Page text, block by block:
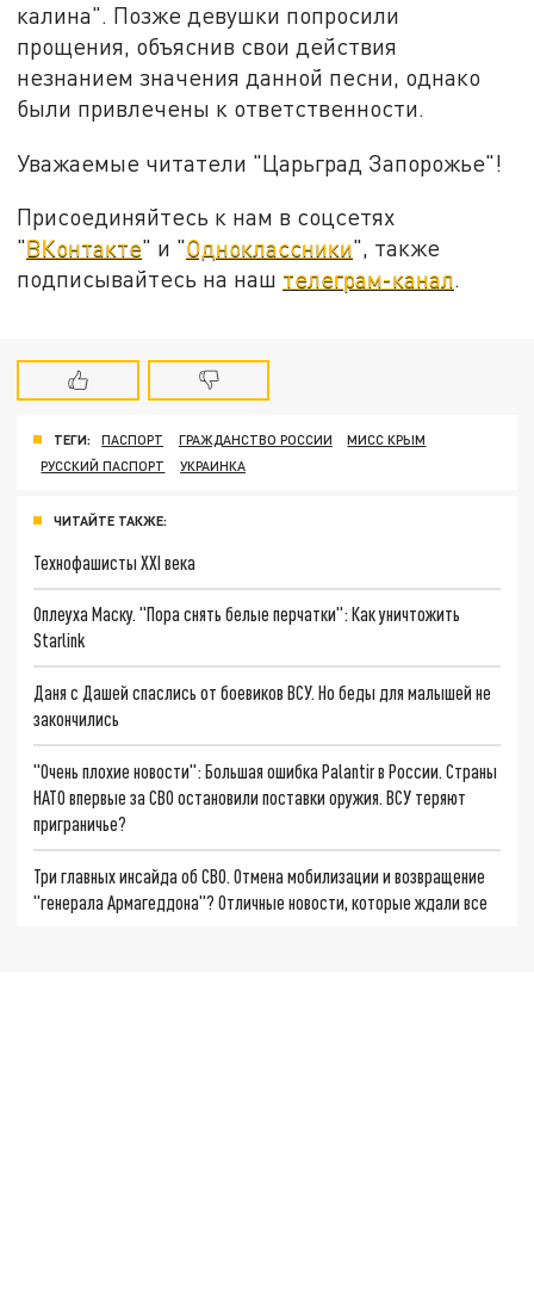
калина". Позже девушки попросили
прощения, объяснив свои действия
незнанием значения данной песни, однако
были привлечены к ответственности.
Уважаемые читатели "Царьград Запорожье"!
Присоединяйтесь к нам в соцсетях
"ВКонтакте" и "Одноклассники", также
подписывайтесь на наш телеграм-канал.
ТЕГИ: ПАСПОРТ ГРАЖДАНСТВО РОССИИ
МИСС КРЫМ
РУССКИЙ ПАСПОРТ
УКРАИНКА
ЧИТАЙТЕ ТАКЖЕ:
Технофашисты XXI века
Оплеуха Маску. "Пора снять белые перчатки": Как уничтожить
Starlink
Даня с Дашей спаслись от боевиков ВСУ. Но беды для малышей не
закончились
"Очень плохие новости": Большая ошибка Palantir в России. Страны
НАТО впервые за СВО остановили поставки оружия. ВСУ теряют
приграничье?
Три главных инсайда об СВО. Отмена мобилизации и возвращение
"генерала Армагеддона"? Отличные новости, которые ждали все